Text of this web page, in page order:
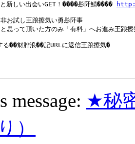
新しい出会いGET！����髟阡鯖����
お試し王踉擦気い勇髟阡事
思って頂いた方のみ「有料」へお進み王踉
message: ★秘